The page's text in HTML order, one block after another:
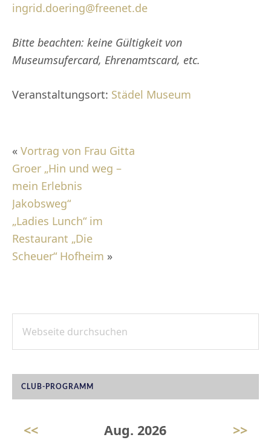
ingrid.doering@freenet.de
Bitte beachten: keine Gültigkeit von
Museumsufercard, Ehrenamtscard, etc.
Veranstaltungsort: Städel Museum
« Vortrag von Frau Gitta
Groer „Hin und weg –
mein Erlebnis
Jakobsweg“
„Ladies Lunch“ im
Restaurant „Die
Scheuer“ Hofheim »
SEITENSPALTE
durchsuchen
CLUB-PROGRAMM
<< Aug. 2026 >>